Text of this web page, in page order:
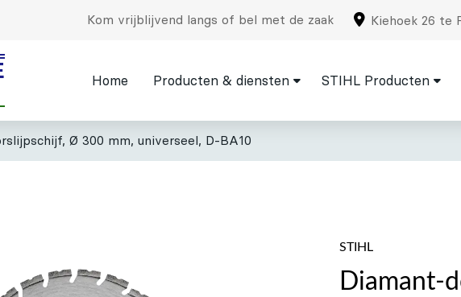
Kom vrijblijvend langs of bel met de zaak Kiehoek 26 te
Home Producten & diensten STIHL Producten
Ø 300 mm, universeel, D-BA10
STIHL
Diamant-